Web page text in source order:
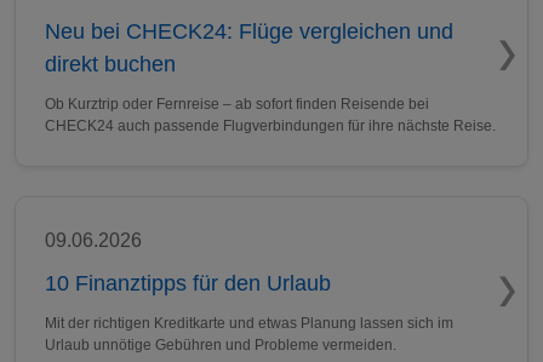
Neu bei CHECK24: Flüge vergleichen und
direkt buchen
Ob Kurztrip oder Fernreise – ab sofort finden Reisende bei
CHECK24 auch passende Flugverbindungen für ihre nächste Reise.
09.06.2026
10 Finanztipps für den Urlaub
Mit der richtigen Kreditkarte und etwas Planung lassen sich im
Urlaub unnötige Gebühren und Probleme vermeiden.